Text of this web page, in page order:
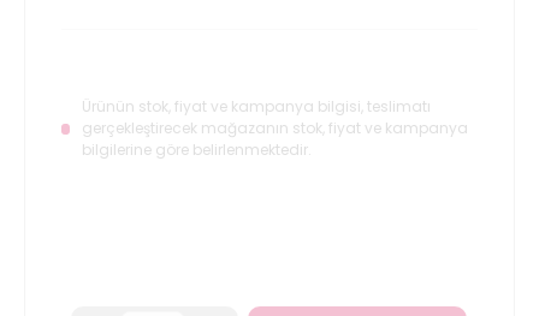
Ürünün stok, fiyat ve kampanya bilgisi, teslimatı
gerçekleştirecek mağazanın stok, fiyat ve kampanya
bilgilerine göre belirlenmektedir.